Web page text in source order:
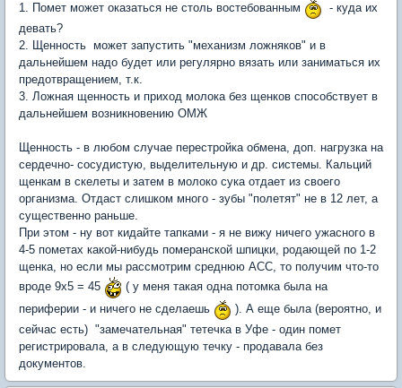
1. Помет может оказаться не столь востебованным
- куда их
девать?
2. Щенность может запустить "механизм ложняков" и в
дальнейшем надо будет или регулярно вязать или заниматься их
предотвращением, т.к.
3. Ложная щенность и приход молока без щенков способствует в
дальнейшем возникновению ОМЖ
Щенность - в любом случае перестройка обмена, доп. нагрузка на
сердечно- сосудистую, выделительную и др. системы. Кальций
щенкам в скелеты и затем в молоко сука отдает из своего
организма. Отдаст слишком много - зубы "полетят" не в 12 лет, а
существенно раньше.
При этом - ну вот кидайте тапками - я не вижу ничего ужасного в
4-5 пометах какой-нибудь померанской шпицки, родающей по 1-2
щенка, но если мы рассмотрим среднюю АСС, то получим что-то
вроде 9х5 = 45
( у меня такая одна потомка была на
периферии - и ничего не сделаешь
). А еще была (вероятно, и
сейчас есть) "замечательная" тетечка в Уфе - один помет
регистрировала, а в следующую течку - продавала без
документов.